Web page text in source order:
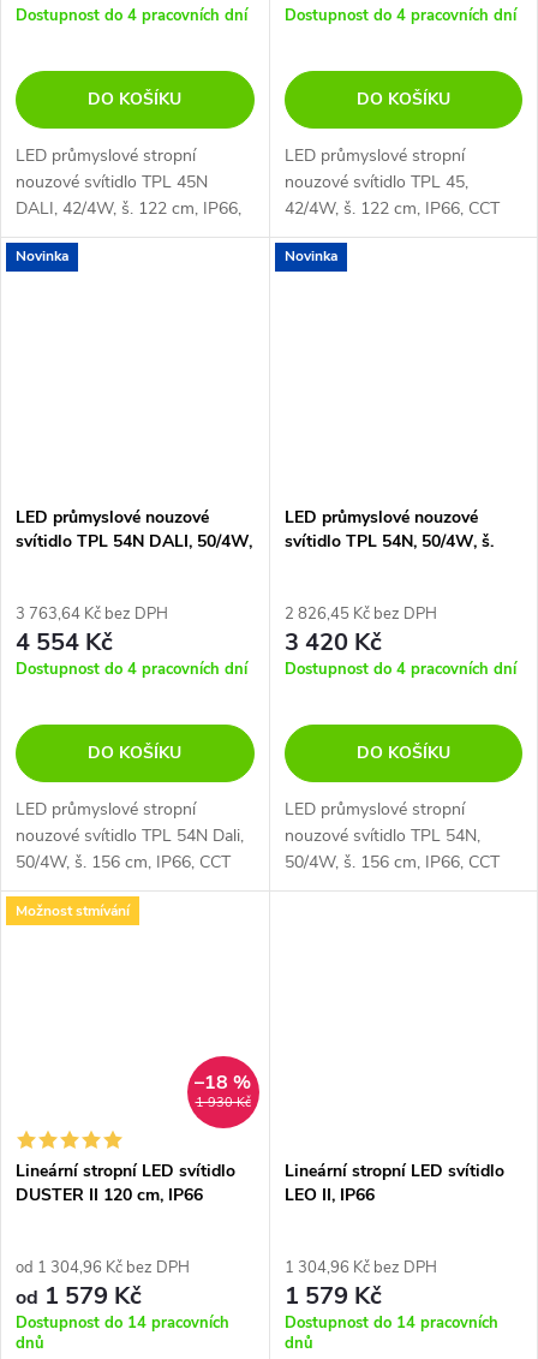
Dostupnost do 4 pracovních dní
DO KOŠÍKU
LED průmyslové stropní
nouzové svítidlo TPL 45N
DALI, 42/4W, š. 122 cm, IP66,
TPL45NDali_new
Dostupnost do 4 pracovních dní
DO KOŠÍKU
LED průmyslové stropní
nouzové svítidlo TPL 45,
42/4W, š. 122 cm, IP66, CCT
switch 4000-6500K,
TPL45N_new
Novinka
LED průmyslové nouzové
svítidlo TPL 54N DALI, 50/4W,
3 763,64 Kč bez DPH
4 554 Kč
Dostupnost do 4 pracovních dní
DO KOŠÍKU
LED průmyslové stropní
nouzové svítidlo TPL 54N Dali,
50/4W, š. 156 cm, IP66, CCT
switch 4000-6500K,
TPL54Ndali_new
Novinka
LED průmyslové nouzové
svítidlo TPL 54N, 50/4W, š.
2 826,45 Kč bez DPH
3 420 Kč
Dostupnost do 4 pracovních dní
DO KOŠÍKU
LED průmyslové stropní
nouzové svítidlo TPL 54N,
50/4W, š. 156 cm, IP66, CCT
switch 4000-6500K,
Možnost stmívání
1 930 Kč
–18 %
Lineární stropní LED svítidlo
DUSTER II 120 cm, IP66
od 1 304,96 Kč bez DPH
od 1 579 Kč
Dostupnost do 14 pracovních
dnů
Lineární stropní LED svítidlo
LEO II, IP66
1 304,96 Kč bez DPH
1 579 Kč
Dostupnost do 14 pracovních
dnů